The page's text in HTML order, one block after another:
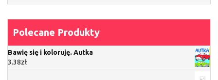
Polecane Produkty
Bawię się i koloruję. Autka
3.38zł